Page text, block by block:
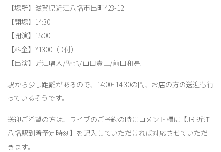
【場所】滋賀県近江八幡市出町423-12
【開場】14:30
【開演】15:00
【料金】¥1300（D付）
【出演】近江唱人/聖也/山口貴正/前田和亮
駅から少し距離があるので、14:00~14:30の間、お店の方の送迎も行
っているそうです。
送迎ご希望の方は、ライブのご予約の時にコメント欄に【JR 近江
八幡駅到着予定時刻】を記入していただければ対応させていただ
きます。